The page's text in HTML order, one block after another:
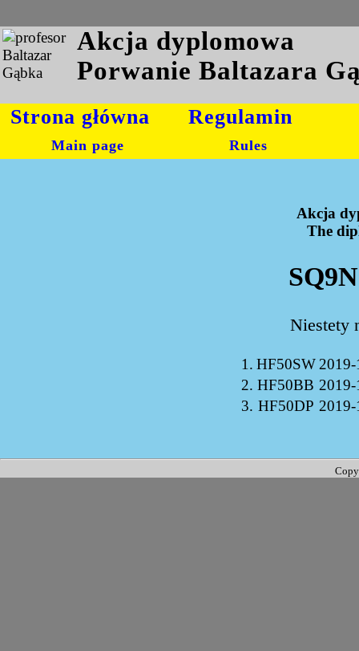
Akcja dyplomowa
Porwanie Baltazara
Strona główna
Main page
Regulamin
Rules
Akcja
The
Niestety
1. HF50SW
2. HF50BB
3. HF50DP